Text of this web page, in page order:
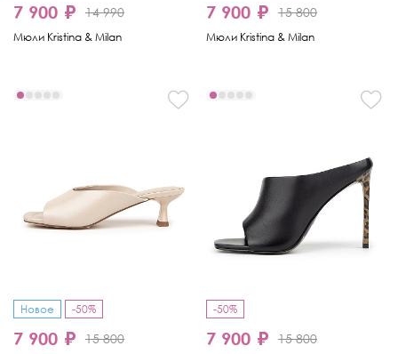
7 900 ₽ 14 990
Мюли Kristina & Milan
7 900 ₽ 15 800
Мюли Kristina & Milan
Новое -50%
7 900 ₽ 15 800
-50%
7 900 ₽ 15 800